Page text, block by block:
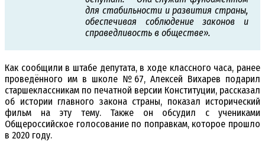
для стабильности и развития страны,
обеспечивая соблюдение законов и
справедливость в обществе».
Как сообщили в штабе депутата, в ходе классного часа, ранее
проведённого им в школе №67, Алексей Вихарев подарил
старшеклассникам по печатной версии Конституции, рассказал
об истории главного закона страны, показал исторический
фильм на эту тему. Также он обсудил с учениками
Общероссийское голосование по поправкам, которое прошло
в 2020 году.